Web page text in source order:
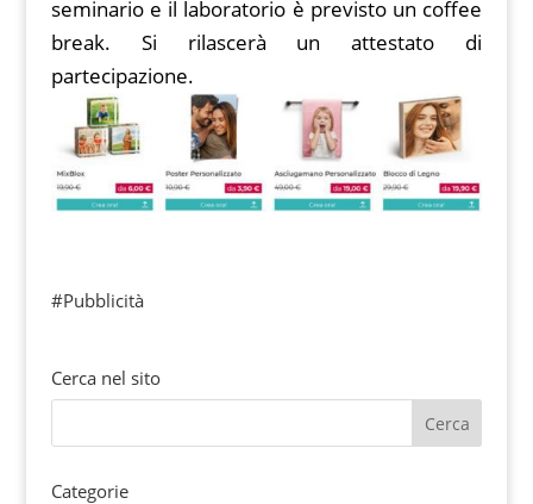
seminario e il laboratorio è previsto un coffee
break. Si rilascerà un attestato di
partecipazione.
#Pubblicità
Cerca nel sito
Categorie